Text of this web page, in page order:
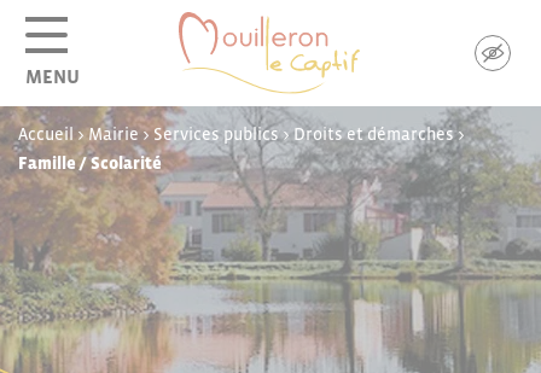
MENU
Accueil >Mairie> Services publics>Droits et démarches>
Famille / Scolarité
Panneau de gestion des cookies